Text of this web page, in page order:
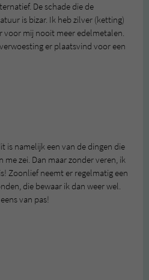
De schade die de
is bizar. Ik heb zilver (ketting)
voor mij nooit meer edelmetalen.
er plaatsvind voor een
is namelijk een van de dingen die
zei. Dan maar zonder veren, ik
Zoonlief neemt er regelmatig een
die bewaar ik dan weer wel.
van pas!